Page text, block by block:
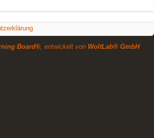
Board®, entwickelt von WoltLab® GmbH